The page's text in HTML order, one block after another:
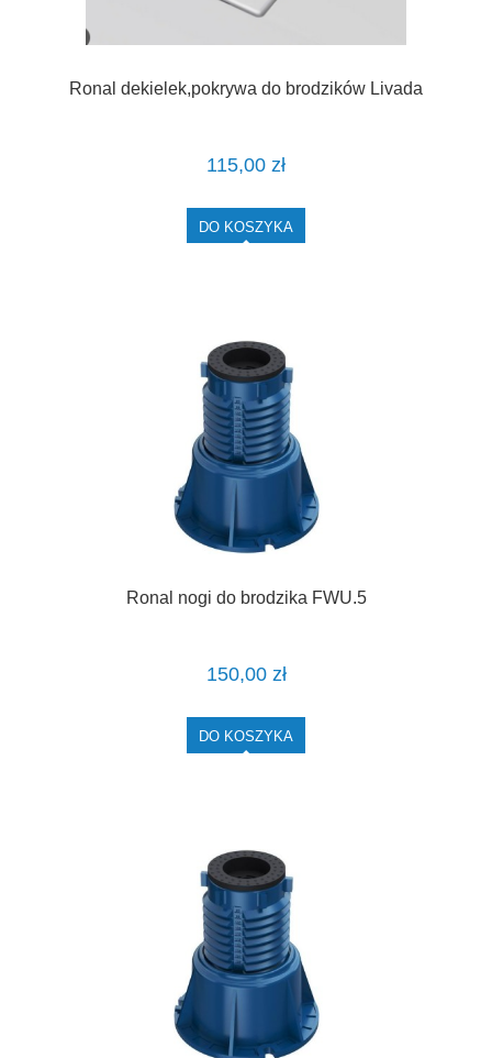
Ronal dekielek,pokrywa do brodzików Livada
115,00 zł
DO KOSZYKA
Ronal nogi do brodzika FWU.5
150,00 zł
DO KOSZYKA